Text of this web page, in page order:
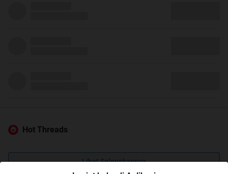
Hot Threads
Lihat Selengkapnya